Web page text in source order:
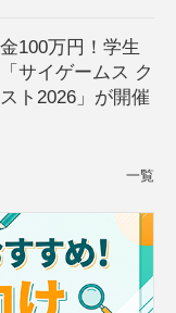
100万円！学生
サイゲームス ク
ト2026」が開催
一覧